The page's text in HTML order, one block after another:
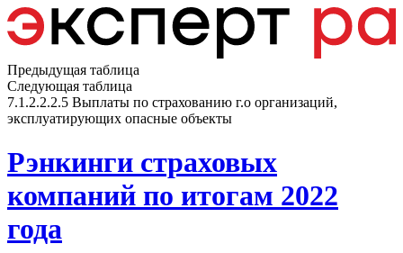
Предыдущая таблица
Следующая таблица
7.1.2.2.2.5 Выплаты по страхованию г.о организаций,
эксплуатирующих опасные объекты
Рэнкинги страховых
компаний по итогам 2022
года